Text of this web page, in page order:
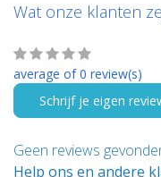
Wat onze klanten
average of 0 review(s)
Schrijf je eigen
Geen reviews
Help ons en andere